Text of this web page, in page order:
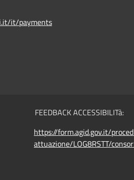
it/payments
FEEDBACK ACCESSIBILITà:
https://form.agid.gov.it/
attuazione/LOG8RSTT/